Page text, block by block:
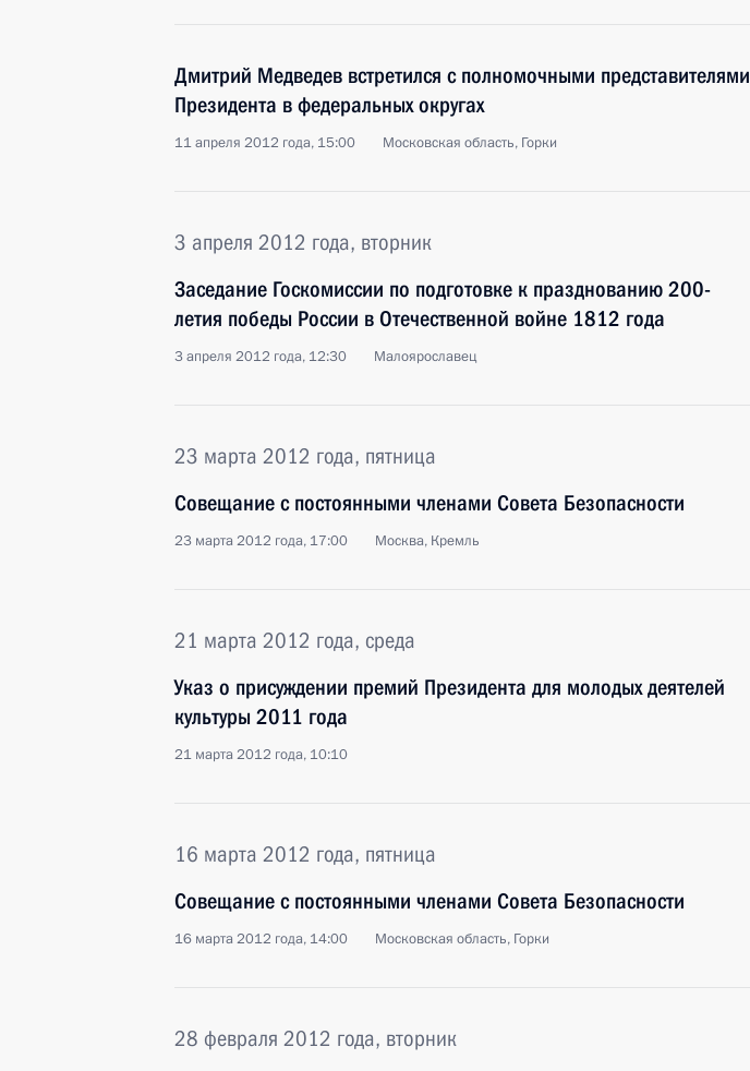
Дмитрий Медведев встретился с полномочными представителями
Президента в федеральных округах
11 апреля 2012 года, 15:00 Московская область, Горки
3 апреля 2012 года, вторник
Заседание Госкомиссии по подготовке к празднованию 200-
летия победы России в Отечественной войне 1812 года
3 апреля 2012 года, 12:30 Малоярославец
23 марта 2012 года, пятница
Совещание с постоянными членами Совета Безопасности
23 марта 2012 года, 17:00 Москва, Кремль
21 марта 2012 года, среда
Указ о присуждении премий Президента для молодых деятелей
культуры 2011 года
21 марта 2012 года, 10:10
16 марта 2012 года, пятница
Совещание с постоянными членами Совета Безопасности
16 марта 2012 года, 14:00 Московская область, Горки
28 февраля 2012 года, вторник